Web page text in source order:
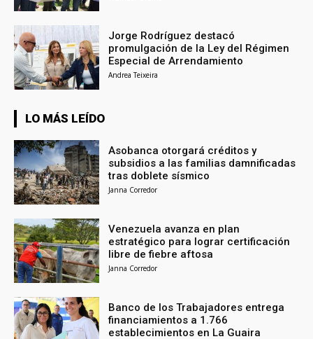
Jorge Rodríguez destacó
promulgación de la Ley del Régimen
Especial de Arrendamiento
Andrea Teixeira
LO MÁS LEÍDO
Asobanca otorgará créditos y
subsidios a las familias damnificadas
tras doblete sísmico
Janna Corredor
Venezuela avanza en plan
estratégico para lograr certificación
libre de fiebre aftosa
Janna Corredor
Banco de los Trabajadores entrega
financiamientos a 1.766
establecimientos en La Guaira